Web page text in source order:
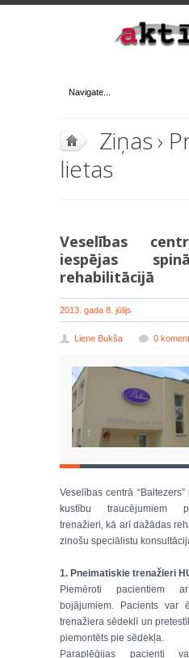
Ziņas›
lietas
Veselības
iespējas
rehabilitācijā
2013. gada 8. jūlijs
Liene Bukša 0
Veselības centrā
kustību traucējumiem
trenažieri, kā arī dažādas
zinošu speciālistu
1. Pneimatiskie trenažieri
Piemēroti pacientiem
bojājumiem. Pacients var
trenažiera sēdeklī un
piemontēts pie sēdekļa.
Paraplēģijas pacienti